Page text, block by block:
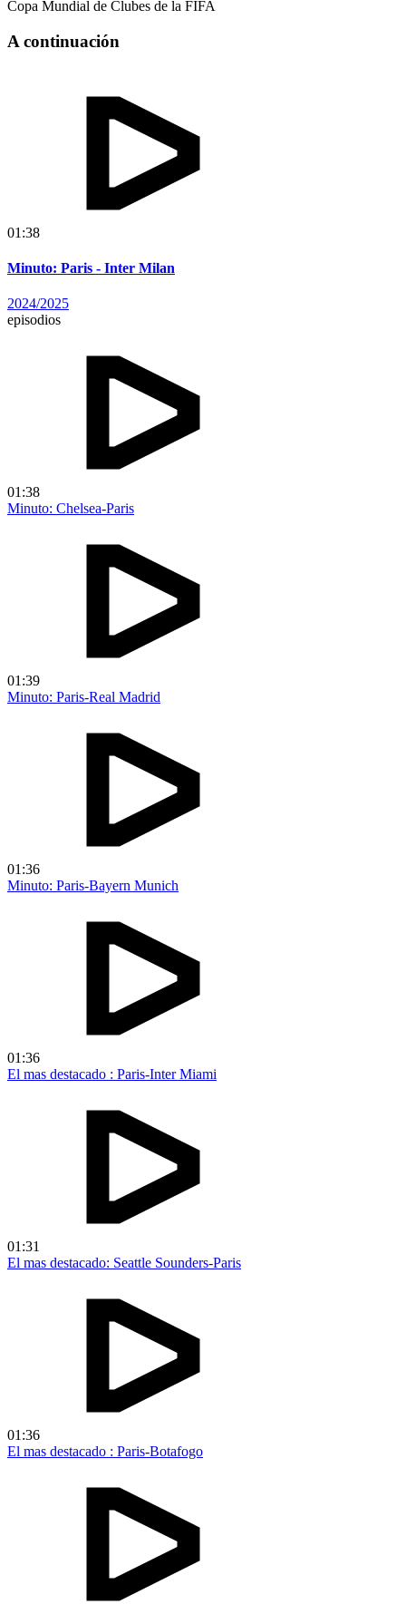
Copa Mundial de Clubes de la FIFA
A continuación
01:38
Minuto: Paris - Inter Milan
2024/2025
episodios
01:38
Minuto: Chelsea-Paris
01:39
Minuto: Paris-Real Madrid
01:36
Minuto: Paris-Bayern Munich
01:36
El mas destacado : Paris-Inter Miami
01:31
El mas destacado: Seattle Sounders-Paris
01:36
El mas destacado : Paris-Botafogo